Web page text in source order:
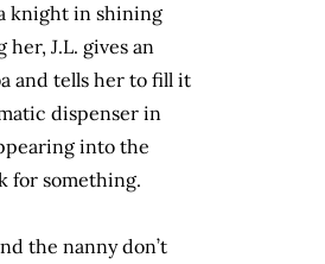
knight in shining
J.L. gives an
and tells her to fill it
dispenser in
into the
for something.
the nanny don’t